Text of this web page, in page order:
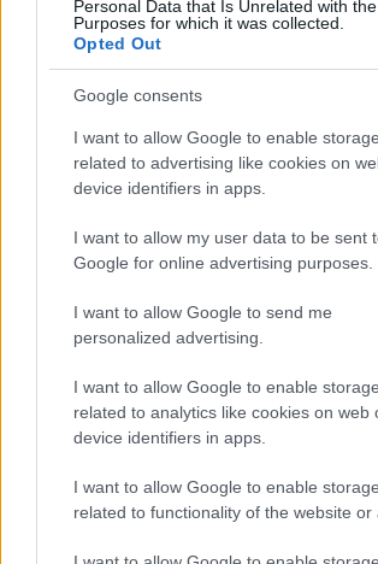
Personal Data that Is Unrelated with the
Purposes for which it was collected.
Opted Out
Google consents
I want to allow Google to enable storage
related to advertising like cookies on
device identifiers in apps.
I want to allow my user data to be sent
Google for online advertising purposes.
I want to allow Google to send me
personalized advertising.
I want to allow Google to enable storage
related to analytics like cookies on web
device identifiers in apps.
I want to allow Google to enable storage
related to functionality of the website or
Oil): Κλειδί
«Διώρυγα
Βελτίωση
13-12-2022
Attica
μέρισμα
- Τα
πληρωθεί
από την
29-11-2022
στο deal με
25-11-2022
Motor Oil: